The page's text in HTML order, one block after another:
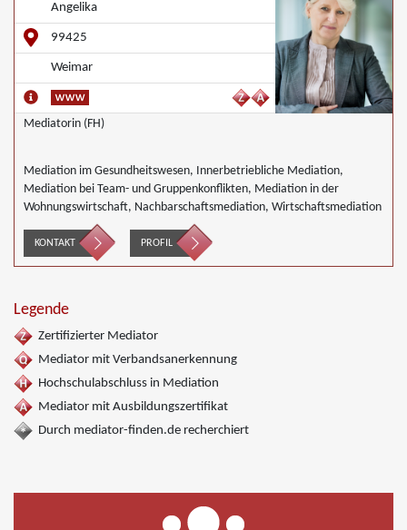
Angelika
99425
Weimar
Mediatorin (FH)
Mediation im Gesundheitswesen, Innerbetriebliche Mediation,
Mediation bei Team- und Gruppenkonflikten, Mediation in der
Wohnungswirtschaft, Nachbarschaftsmediation, Wirtschaftsmediation
KONTAKT PROFIL
Legende
Zertifizierter Mediator
Mediator mit Verbandsanerkennung
Hochschulabschluss in Mediation
Mediator mit Ausbildungszertifikat
Durch mediator-finden.de recherchiert